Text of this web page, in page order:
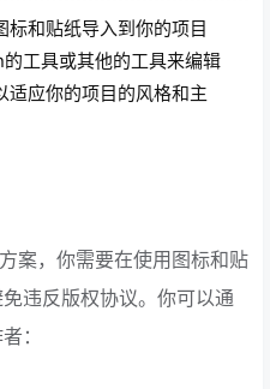
标和贴纸导入到你的项目
工具或其他的工具来编辑
适应你的项目的风格和主
案，你需要在使用图标和贴
违反版权协议。你可以通
：